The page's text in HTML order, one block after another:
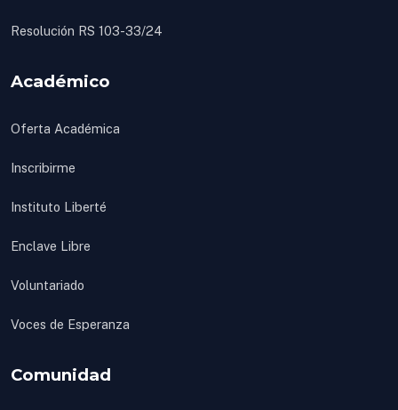
Resolución RS 103-33/24
Académico
Oferta Académica
Inscribirme
Instituto Liberté
Enclave Libre
Voluntariado
Voces de Esperanza
Comunidad